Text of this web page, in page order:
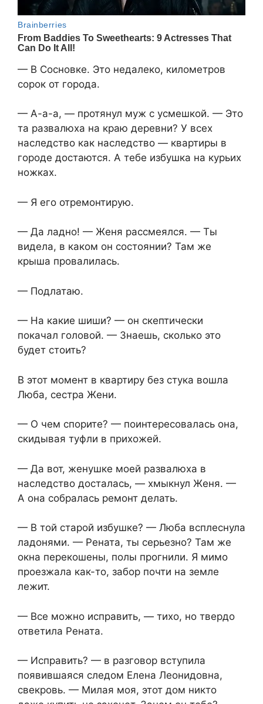
— В Сосновке. Это недалеко, километров
сорок от города.
— А-а-а, — протянул муж с усмешкой. — Это
та развалюха на краю деревни? У всех
наследство как наследство — квартиры в
городе достаются. А тебе избушка на курьих
ножках.
— Я его отремонтирую.
— Да ладно! — Женя рассмеялся. — Ты
видела, в каком он состоянии? Там же
крыша провалилась.
— Подлатаю.
— На какие шиши? — он скептически
покачал головой. — Знаешь, сколько это
будет стоить?
В этот момент в квартиру без стука вошла
Люба, сестра Жени.
— О чем спорите? — поинтересовалась она,
скидывая туфли в прихожей.
— Да вот, женушке моей развалюха в
наследство досталась, — хмыкнул Женя. —
А она собралась ремонт делать.
— В той старой избушке? — Люба всплеснула
ладонями. — Рената, ты серьезно? Там же
окна перекошены, полы прогнили. Я мимо
проезжала как-то, забор почти на земле
лежит.
— Все можно исправить, — тихо, но твердо
ответила Рената.
— Исправить? — в разговор вступила
появившаяся следом Елена Леонидовна,
свекровь. — Милая моя, этот дом никто